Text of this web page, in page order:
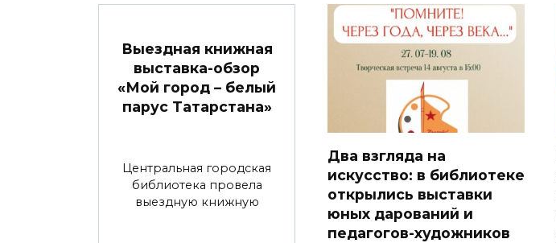
Выездная книжная
выставка-обзор
«Мой город – белый
парус Татарстана»
Центральная городская
библиотека провела
выездную книжную
Два взгляда на
искусство: в библиотеке
открылись выставки
юных дарований и
педагогов-художников